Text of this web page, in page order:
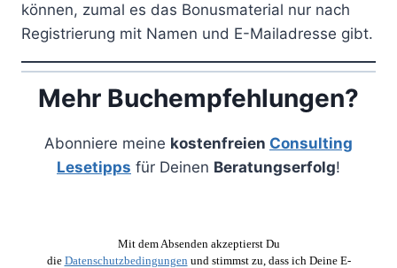
können, zumal es das Bonusmaterial nur nach
Registrierung mit Namen und E-Mailadresse gibt.
Mehr Buchempfehlungen?
Abonniere meine kostenfreien Consulting
Lesetipps für Deinen Beratungserfolg!
Mit dem Absenden akzeptierst Du
die Datenschutzbedingungen und stimmst zu, dass ich Deine E-